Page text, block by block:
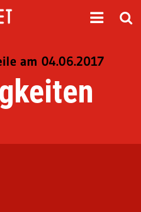
am 04.06.2017